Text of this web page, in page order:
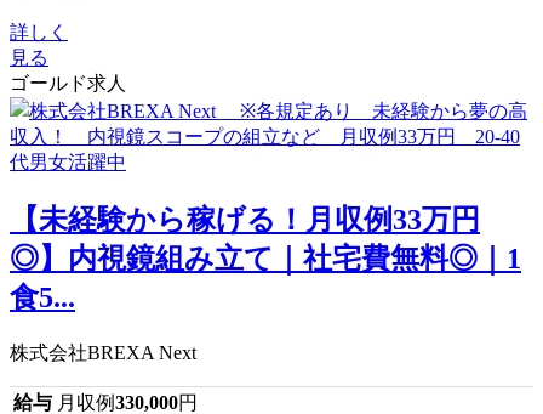
詳しく
見る
ゴールド求人
【未経験から稼げる！月収例33万円
◎】内視鏡組み立て｜社宅費無料◎｜1
食5...
株式会社BREXA Next
給与 月収例330,000円